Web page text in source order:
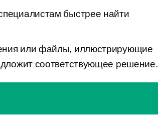
быстрее найти
или файлы, иллюстрирующие
соответствующее решение.